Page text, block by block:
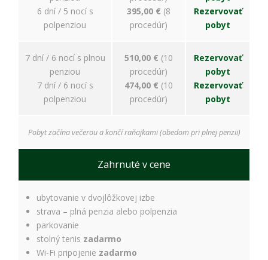
6 dní / 5 nocí s
polpenziou
395,00 € (8
procedúr)
Rezervovať
pobyt
7 dní / 6 nocí s plnou
penziou
7 dní / 6 nocí s
polpenziou
510,00 € (10
procedúr)
474,00 € (10
procedúr)
Rezervovať
pobyt
Rezervovať
pobyt
Pobyt začína večerou a končí raňajkami (obedom pri plnej penzii)
Zahrnuté v cene
ubytovanie v dvojlôžkovej izbe
strava – plná penzia alebo polpenzia
parkovanie
stolný tenis zadarmo
Wi-Fi pripojenie zadarmo